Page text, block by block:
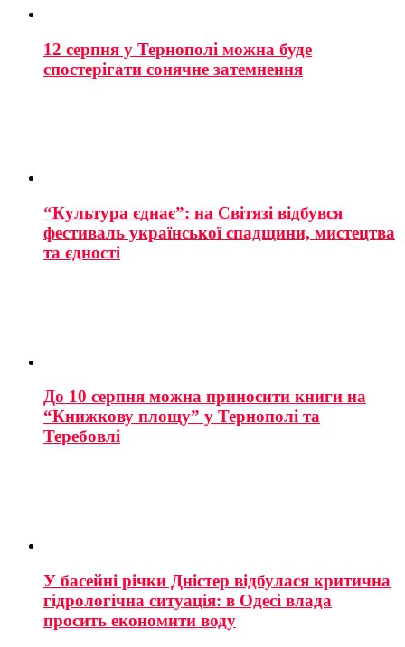
12 серпня у Тернополі можна буде
спостерігати сонячне затемнення
“Культура єднає”: на Світязі відбувся
фестиваль української спадщини, мистецтва
та єдності
До 10 серпня можна приносити книги на
“Книжкову площу” у Тернополі та
Теребовлі
У басейні річки Дністер відбулася критична
гідрологічна ситуація: в Одесі влада
просить економити воду